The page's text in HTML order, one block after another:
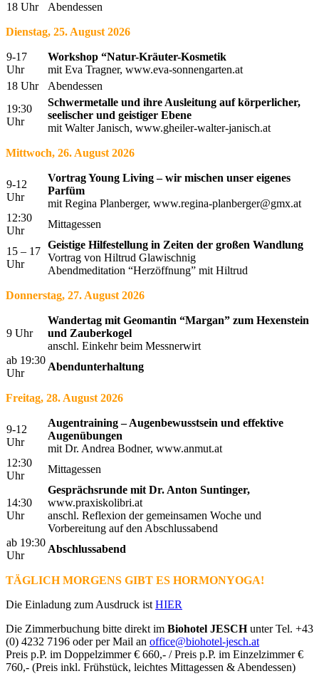
18 Uhr
Abendessen
Dienstag, 25. August 2026
9-17
Uhr
Workshop “Natur-Kräuter-Kosmetik
mit Eva Tragner, www.eva-sonnengarten.at
18 Uhr
Abendessen
19:30
Uhr
Schwermetalle und ihre Ausleitung auf körperlicher,
seelischer und geistiger Ebene
mit Walter Janisch, www.gheiler-walter-janisch.at
Mittwoch, 26. August 2026
9-12
Uhr
Vortrag Young Living – wir mischen unser eigenes
Parfüm
mit Regina Planberger, www.regina-planberger@gmx.at
12:30
Uhr
Mittagessen
15 – 17
Uhr
Geistige Hilfestellung in Zeiten der großen Wandlung
Vortrag von Hiltrud Glawischnig
Abendmeditation “Herzöffnung” mit Hiltrud
Donnerstag, 27. August 2026
9 Uhr
Wandertag mit Geomantin “Margan” zum Hexenstein
und Zauberkogel
anschl. Einkehr beim Messnerwirt
ab 19:30
Uhr
Abendunterhaltung
Freitag, 28. August 2026
9-12
Uhr
Augentraining – Augenbewusstsein und effektive
Augenübungen
mit Dr. Andrea Bodner, www.anmut.at
12:30
Uhr
Mittagessen
14:30
Uhr
Gesprächsrunde mit Dr. Anton Suntinger,
www.praxiskolibri.at
anschl. Reflexion der gemeinsamen Woche und
Vorbereitung auf den Abschlussabend
ab 19:30
Uhr
Abschlussabend
TÄGLICH MORGENS GIBT ES HORMONYOGA!
Die Einladung zum Ausdruck ist HIER
Die Zimmerbuchung bitte direkt im Biohotel JESCHunter Tel. +43
(0) 4232 7196 oder per Mail an office@biohotel-jesch.at
Preis p.P. im Doppelzimmer € 660,- / Preis p.P. im Einzelzimmer €
760,- (Preis inkl. Frühstück, leichtes Mittagessen & Abendessen)